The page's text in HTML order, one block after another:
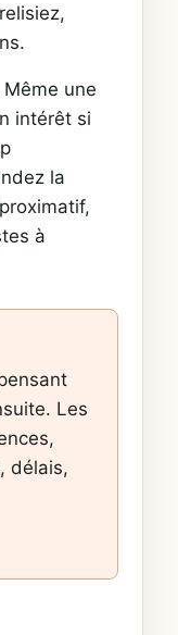
une
intérêt si
la
à
Les
délais,